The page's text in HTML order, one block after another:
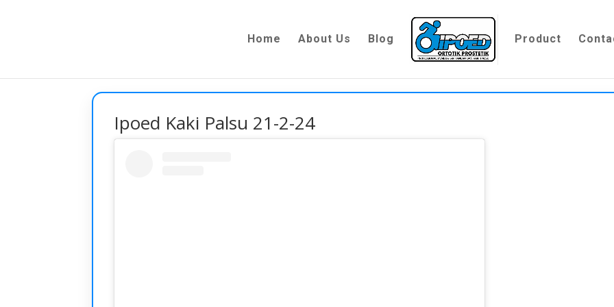
Home About Us Blog Product
Ipoed Kaki Palsu 21-2-24